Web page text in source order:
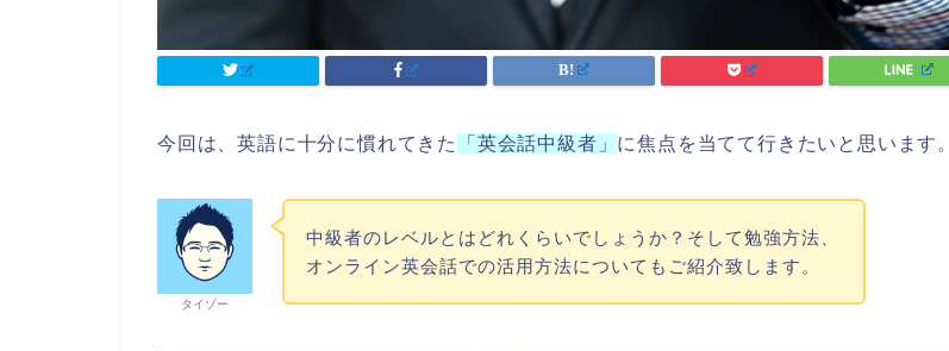
今回は、英語に十分に慣れてきた 「英会話中級者」 に焦点を当てて行きたいと思います。
タイゾー
中級者のレベルとはどれくらいでしょうか？そして勉強方法、
オンライン英会話での活用方法についてもご紹介致します。